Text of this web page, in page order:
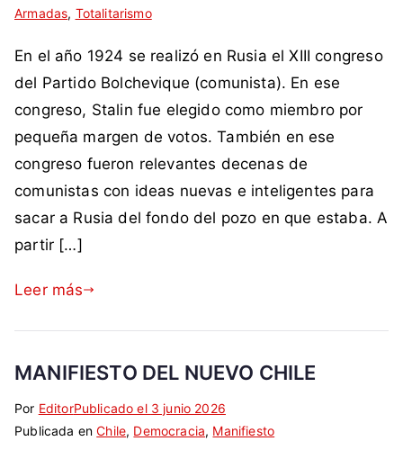
Armadas, Totalitarismo
i
u
e
t
d
a
c
o
m
C
i
e
C
o
n
o
m
e
t
a
r
i
o
En el año 1924 se realizó en Rusia el XIII congreso
del Partido Bolchevique (comunista). En ese
congreso, Stalin fue elegido como miembro por
pequeña margen de votos. También en ese
congreso fueron relevantes decenas de
comunistas con ideas nuevas e inteligentes para
sacar a Rusia del fondo del pozo en que estaba. A
partir […]
Leer más
MANIFIESTO DEL NUEVO CHILE
Por EditorPublicado el 3 junio 2026
Publicada enChile, Democracia, Manifiesto
E
t
S
i